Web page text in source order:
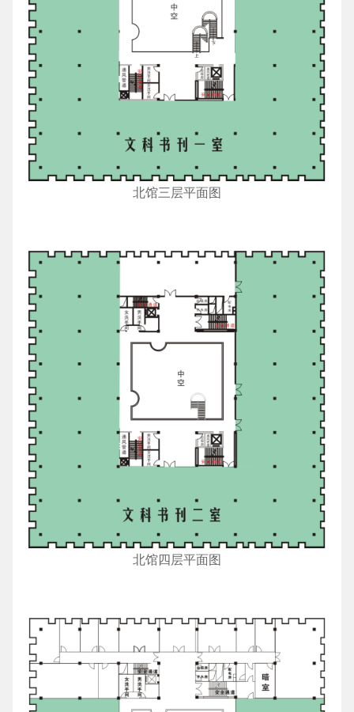
北馆三层平面图
北馆四层平面图